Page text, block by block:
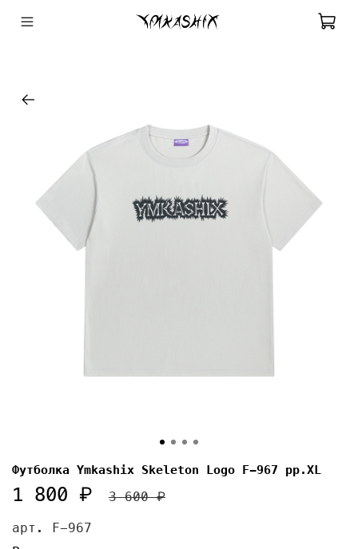
арт. F-967
Футболка Ymkashix Skeleton Logo F-967 pp.XL
1 800 ₽ 3 600 ₽